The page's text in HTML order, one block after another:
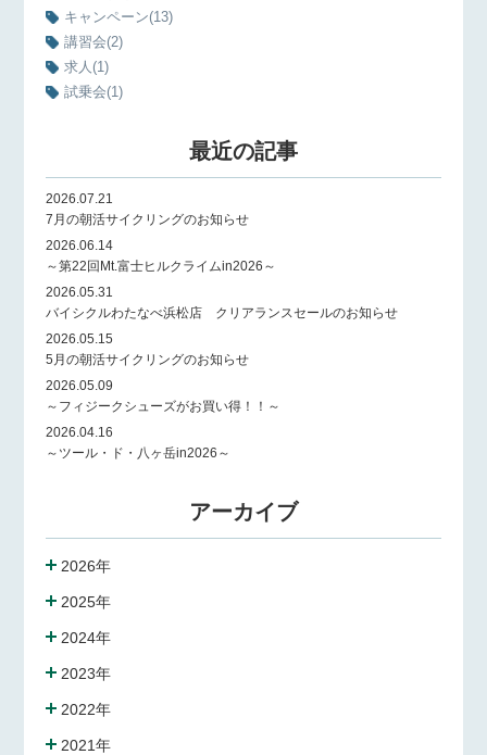
キャンペーン(13)
講習会(2)
求人(1)
試乗会(1)
最近の記事
2026.07.21
7月の朝活サイクリングのお知らせ
2026.06.14
～第22回Mt.富士ヒルクライムin2026～
2026.05.31
バイシクルわたなべ浜松店 クリアランスセールのお知らせ
2026.05.15
5月の朝活サイクリングのお知らせ
2026.05.09
～フィジークシューズがお買い得！！～
2026.04.16
～ツール・ド・八ヶ岳in2026～
アーカイブ
2026年
2025年
2024年
2023年
2022年
2021年